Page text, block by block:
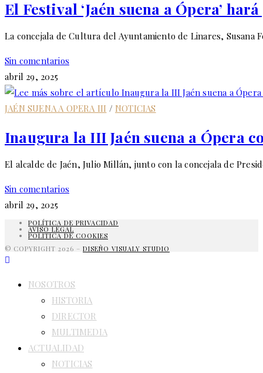
DE
el
de
El Festival ‘Jaén suena a Ópera’
La concejala de Cultura del Ayuntamiento de Linares, Susana
Sin comentarios
abril 29, 2025
JAÉN SUENA A OPERA III /NOTICIAS
Inaugura la III Jaén suena a Ópera
El alcalde de Jaén, Julio Millán, junto con la concejala de
Sin comentarios
abril 29, 2025
POLÍTICA DE PRIVACIDAD
AVISO LEGAL
POLITICA DE COOKIES
© COPYRIGHT 2026 – DISEÑO VISUALY STUDIO
NOSOTROS
HISTORIA
DIRECTOR
MULTIMEDIA
ACTUALIDAD
NOTICIAS